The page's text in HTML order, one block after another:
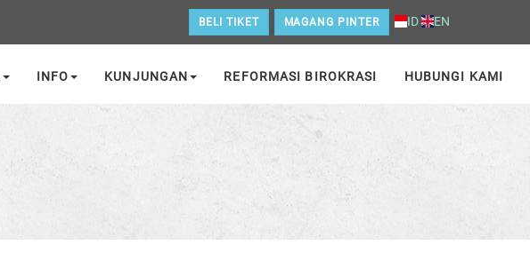
BELI TIKET MAGANG PINTER ID EN
INFO KUNJUNGAN REFORMASI BIROKRASI HUBUNGI KAMI